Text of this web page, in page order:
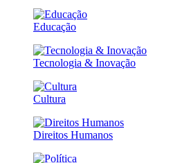
Educação
Tecnologia & Inovação
Cultura
Direitos Humanos